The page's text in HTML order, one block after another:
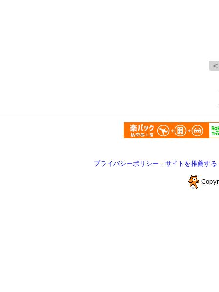
プライバシーポリシー - サイトを推薦する